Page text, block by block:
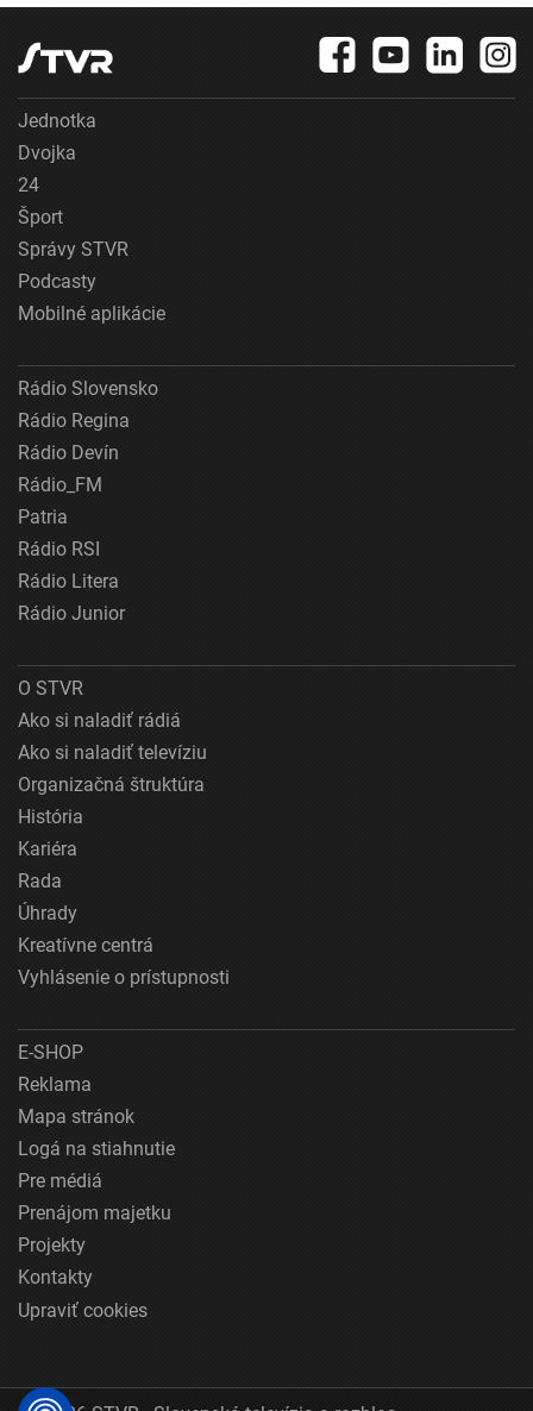
Jednotka
Dvojka
24
Šport
Správy STVR
Podcasty
Mobilné aplikácie
Rádio Slovensko
Rádio Regina
Rádio Devín
Rádio_FM
Patria
Rádio RSI
Rádio Litera
Rádio Junior
O STVR
Ako si naladiť rádiá
Ako si naladiť televíziu
Organizačná štruktúra
História
Kariéra
Rada
Úhrady
Kreatívne centrá
Vyhlásenie o prístupnosti
E-SHOP
Reklama
Mapa stránok
Logá na stiahnutie
Pre médiá
Prenájom majetku
Projekty
Kontakty
Upraviť cookies